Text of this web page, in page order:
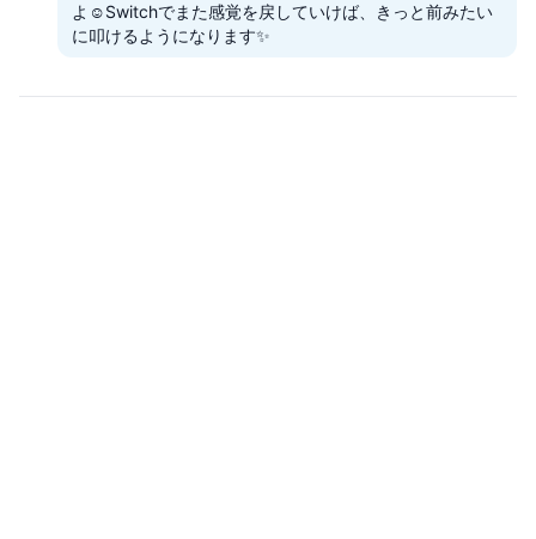
よ☺️Switchでまた感覚を戻していけば、きっと前みたい
に叩けるようになります✨